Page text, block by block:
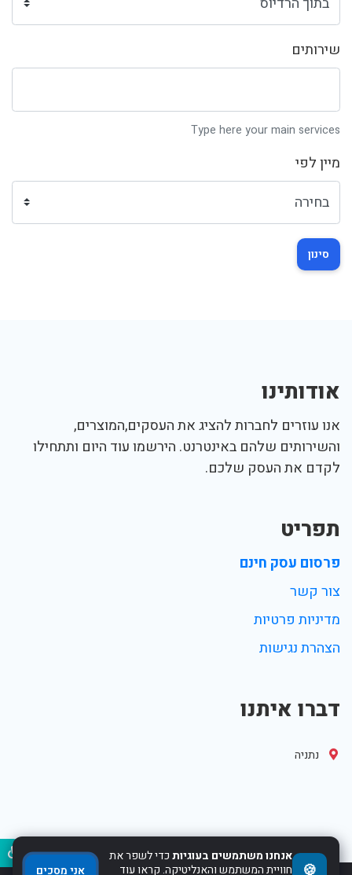
שירותים
Type here your main services
מיין לפי
סינון
אודותינו
אנו עוזרים לחברות להציג את העסקים,המוצרים,
והשירותים שלהם באינטרנט. הירשמו עוד היום ותתחילו
לקדם את העסק שלכם.
תפריט
פרסום עסק חינם
צור קשר
מדיניות פרטיות
הצהרת נגישות
דברו איתנו
נתניה
🍪
אנחנו משתמשים בעוגיותכדי לשפר את
חוויית המשתמש והאנליטיקה. קראו עוד
אני מסכים